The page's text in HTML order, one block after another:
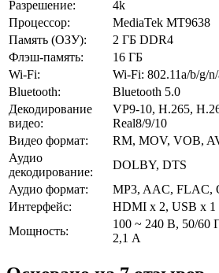
Разрешение:
4k
Процессор:
MediaTek MT9638
Память (ОЗУ):
2 ГБ DDR4
Флэш-память:
16 ГБ
Wi-Fi:
Wi-Fi: 802.11a/b/g/
Bluetooth:
Bluetooth 5.0
Декодирование
видео:
VP9-10, H.265,
Real8/9/10
Видео формат:
RM, MOV, VOB,
Аудио
декодирование:
DOLBY, DTS
Аудио формат:
MP3, AAC, FLAC,
Интерфейс:
HDMI x 2, USB x 1
Мощность:
100 ~ 240 В, 50/60
2,1 А